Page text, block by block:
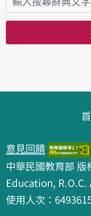
意見回饋
中華民國教育部
Education,
使用人次：